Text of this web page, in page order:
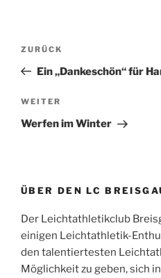
Beitragsnavigation
Vorheriger
Beitrag
ZURÜCK
Ein „Dankeschön“ für
Nächster
Beitrag
WEITER
Werfen im Winter
ÜBER DEN LC
Der Leichtathletikclub
einigen Leichtathletik-
den talentiertesten
Möglichkeit zu geben, sich